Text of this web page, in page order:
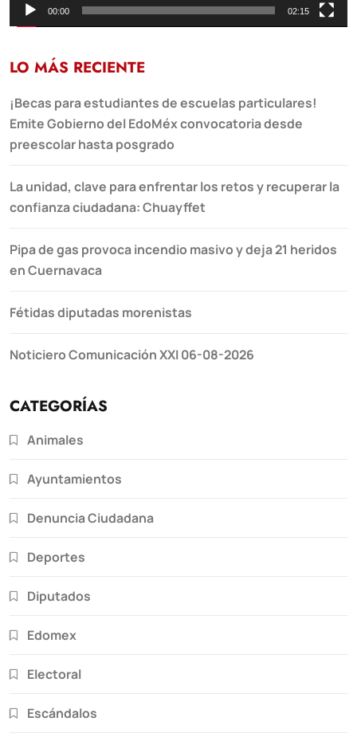
00:00 02:15
LO MÁS RECIENTE
¡Becas para estudiantes de escuelas particulares!
Emite Gobierno del EdoMéx convocatoria desde
preescolar hasta posgrado
La unidad, clave para enfrentar los retos y recuperar la
confianza ciudadana: Chuayffet
Pipa de gas provoca incendio masivo y deja 21 heridos
en Cuernavaca
Fétidas diputadas morenistas
Noticiero Comunicación XXI 06-08-2026
CATEGORÍAS
Animales
Ayuntamientos
Denuncia Ciudadana
Deportes
Diputados
Edomex
Electoral
Escándalos